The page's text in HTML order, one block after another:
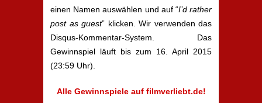
einen Namen auswählen und auf “I’d rather
post as guest” klicken. Wir verwenden das
Disqus-Kommentar-System. Das
Gewinnspiel läuft bis zum 16. April 2015
(23:59 Uhr).
Alle Gewinnspiele auf filmverliebt.de!